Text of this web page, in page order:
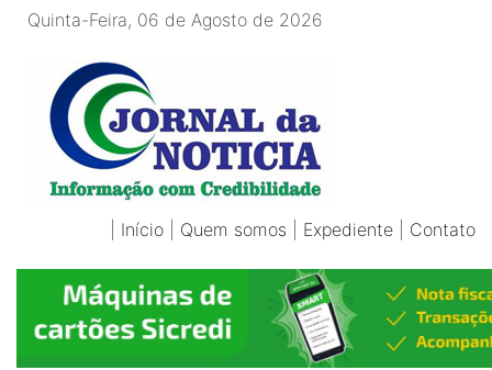
Quinta-Feira, 06 de Agosto de 2026
Início Quem somos Expediente Contato